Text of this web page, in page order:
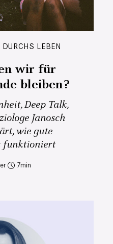
LEBEN
wir für
bleiben?
Deep Talk,
Janosch
wie gute
funktioniert
7